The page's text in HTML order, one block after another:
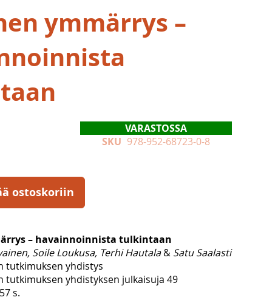
ymmärrys –
VARASTOSSA
SKU 978-952-68723-0-8
ostoskoriin
– havainnoinnista tulkintaan
Soile Loukusa, Terhi Hautala& Satu Saalasti
tutkimuksen yhdistys
tutkimuksen yhdistyksen julkaisuja 49
s.